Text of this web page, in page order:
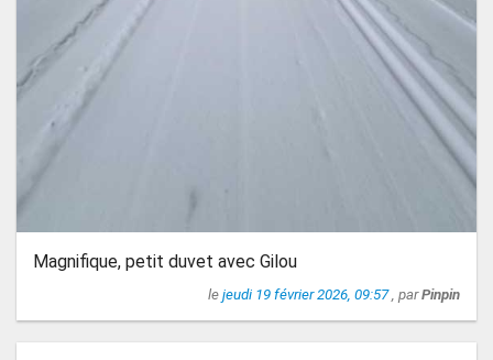
Magnifique, petit duvet avec Gilou
le jeudi 19 février 2026, 09:57, parPinpin